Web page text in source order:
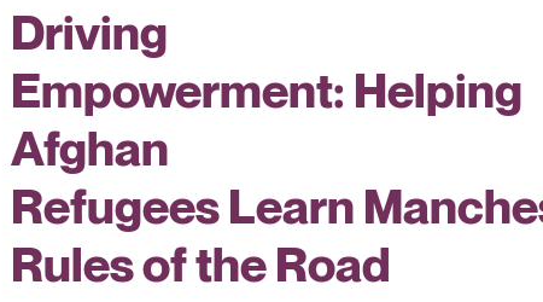
Driving
Empowerment: Helping
Afghan
Refugees Learn
Rules of the Road